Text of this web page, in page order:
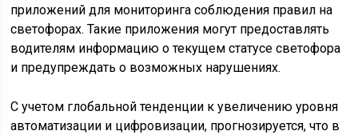
приложений для мониторинга соблюдения правил на
светофорах. Такие приложения могут предоставлять
водителям информацию о текущем статусе светофора
и предупреждать о возможных нарушениях.
С учетом глобальной тенденции к увеличению уровня
автоматизации и цифровизации, прогнозируется, что в